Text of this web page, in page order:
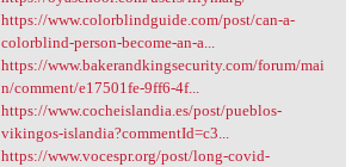
https://www.colorblindguide.com/post/can-a-
colorblind-person-become-an-a...
https://www.bakerandkingsecurity.com/forum/mai
n/comment/e17501fe-9ff6-4f...
https://www.cocheislandia.es/post/pueblos-
vikingos-islandia?commentId=c3...
https://www.vocespr.org/post/long-covid-